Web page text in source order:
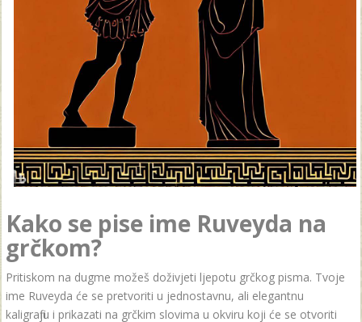
Kako se pise ime Ruveyda na
grčkom?
Pritiskom na dugme možeš doživjeti ljepotu grčkog pisma. Tvoje
ime Ruveyda će se pretvoriti u jednostavnu, ali elegantnu
kaligrafiju i prikazati na grčkim slovima u okviru koji će se otvoriti